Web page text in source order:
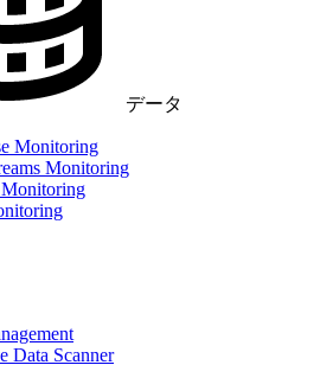
データ
Monitoring
Monitoring
Data Scanner